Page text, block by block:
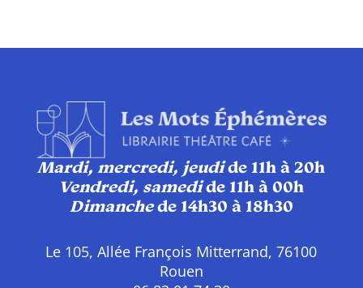
Mardi, mercredi, jeudide 11h à 20h
Vendredi, samedide 11h à 00h
Dimanchede 14h30 à 18h30
Le 105, Allée François Mitterrand, 76100
Rouen